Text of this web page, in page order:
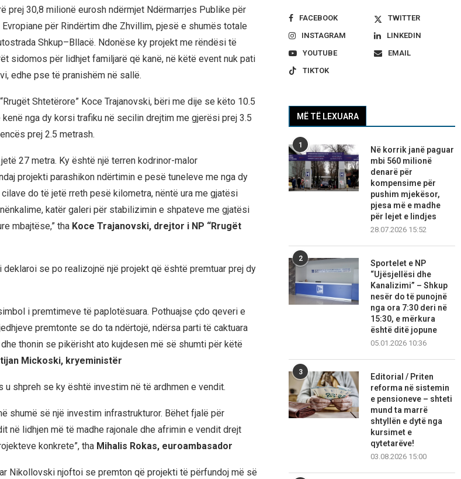
prej 30,8 milionë eurosh ndërmjet Ndërmarrjes Publike për
për Rindërtim dhe Zhvillim, pjesë e shumës totale
Shkup–Bllacë. Ndonëse ky projekt me rëndësi të
sidomos për lidhjet familjarë që kanë, në këtë event nuk pati
edhe pse të pranishëm në sallë.
Shtetërore” Koce Trajanovski, bëri me dije se këto 10.5
nga dy korsi trafiku në secilin drejtim me gjerësi prej 3.5
prej 2.5 metrash.
27 metra. Ky është një terren kodrinor-malor
projekti parashikon ndërtimin e pesë tuneleve me nga dy
do të jetë rreth pesë kilometra, nëntë ura me gjatësi
katër galeri për stabilizimin e shpateve me gjatësi
mbajtëse,” tha Koce Trajanovski, drejtor i NP “Rrugët
se po realizojnë një projekt që është premtuar prej dy
i premtimeve të paplotësuara. Pothuajse çdo qeveri e
premtonte se do ta ndërtojë, ndërsa parti të caktuara
thonin se pikërisht ato kujdesen më së shumti për këtë
Mickoski, kryeministër
u shpreh se ky është investim në të ardhmen e vendit.
shumë së një investim infrastrukturor. Bëhet fjalë për
në lidhjen më të madhe rajonale dhe afrimin e vendit drejt
konkrete”, tha Mihalis Rokas, euroambasador
Nikollovski njoftoi se premton që projekti të përfundoj më së
FACEBOOK
TWITTER
INSTAGRAM
LINKEDIN
YOUTUBE
EMAIL
TIKTOK
MË TË LEXUARA
1
Në korrik janë paguar
mbi 560 milionë
denarë për
kompensime për
pushim mjekësor,
pjesa më e madhe
për lejet e lindjes
28.07.2026 15:52
2
Sportelet e NP
“Ujësjellësi dhe
Kanalizimi” – Shkup
nesër do të punojnë
nga ora 7:30 deri në
15:30, e mërkura
është ditë jopune
05.01.2026 10:36
3
Editorial / Priten
reforma në sistemin
e pensioneve – shteti
mund ta marrë
shtyllën e dytë nga
kursimet e
qytetarëve!
03.08.2026 15:00